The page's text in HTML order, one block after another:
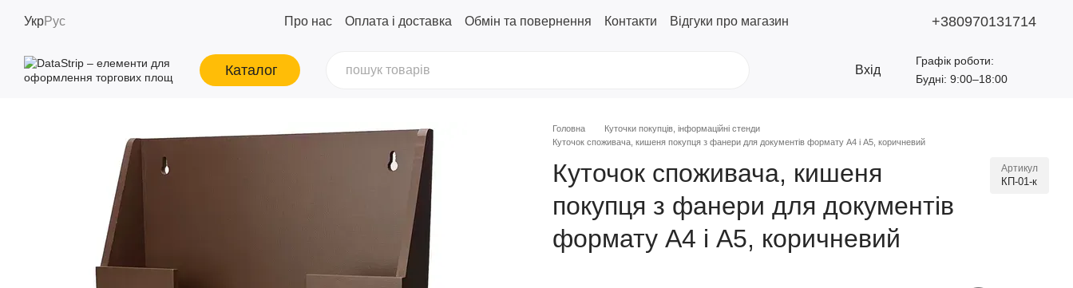
УкрРус Про нас Оплата і доставка Обмін та повернення Контакти Відгуки про магазин +380970131714
Каталог Вхід
Графік роботи:
Будні: 9:00–18:00
Головна
Куточки покупців, інформаційні стенди
Куточок споживача, кишеня покупця з фанери для документів формату А4 і А5, коричневий
Куточок споживача, кишеня
покупця з фанери для документів
формату А4 і А5, коричневий
Артикул
КП-01-к